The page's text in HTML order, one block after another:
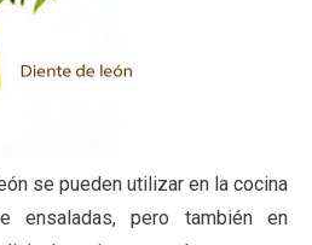
se pueden utilizar en la cocina
ensaladas, pero también en